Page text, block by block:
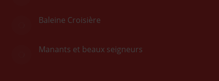
Baleine Croisière
Manants et beaux seigneurs